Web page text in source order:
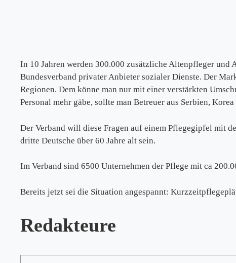
In 10 Jahren werden 300.000 zusätzliche Altenpfleger
Bundesverband privater Anbieter sozialer Dienste. Der
Regionen. Dem könne man nur mit einer verstärkten
Personal mehr gäbe, sollte man Betreuer aus Serbien,
Der Verband will diese Fragen auf einem Pflegegipfel mit
dritte Deutsche über 60 Jahre alt sein.
Im Verband sind 6500 Unternehmen der Pflege mit ca
Bereits jetzt sei die Situation angespannt:
Redakteure